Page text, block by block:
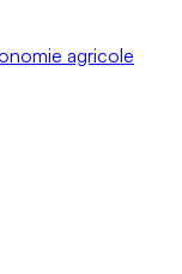
agricole